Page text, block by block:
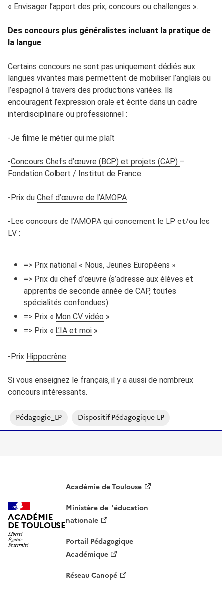
« Envisager l’apport des prix, concours ou challenges ».
Des concours plus généralistes incluant la pratique de
la langue
Certains concours ne sont pas uniquement dédiés aux
langues vivantes mais permettent de mobiliser l’anglais ou
l’espagnol à travers des productions variées. Ils
encouragent l’expression orale et écrite dans un cadre
interdisciplinaire ou professionnel :
-Je filme le métier qui me plaît
-Concours Chefs d’œuvre (BCP) et projets (CAP) –
Fondation Colbert / Institut de France
-Prix du Chef d’œuvre de l’AMOPA
-Les concours de l’AMOPA qui concernent le LP et/ou les
LV :
=> Prix national « Nous, Jeunes Européens »
=> Prix du chef d’œuvre (s’adresse aux élèves et
apprentis de seconde année de CAP, toutes
spécialités confondues)
=> Prix « Mon CV vidéo »
=> Prix « L’IA et moi »
-Prix Hippocrène
Si vous enseignez le français, il y a aussi de nombreux
concours intéressants.
Pédagogie_LP Dispositif Pédagogique LP
ACADÉMIE
DE TOULOUSE
Académie de Toulouse
Ministère de l'éducation
nationale
Portail Pédagogique
Académique
Réseau Canopé